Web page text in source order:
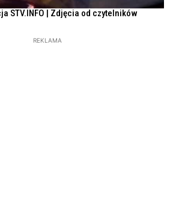
STV.INFO | Zdjęcia od czytelników
REKLAMA